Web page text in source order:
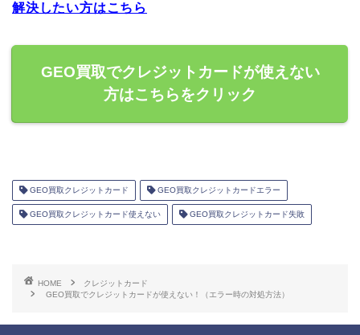
解決したい方はこちら
GEO買取でクレジットカードが使えない
方はこちらをクリック
GEO買取クレジットカード GEO買取クレジットカードエラー
GEO買取クレジットカード使えない GEO買取クレジットカード失敗
HOME
クレジットカード
GEO買取でクレジットカードが使えない！（エラー時の対処方法）